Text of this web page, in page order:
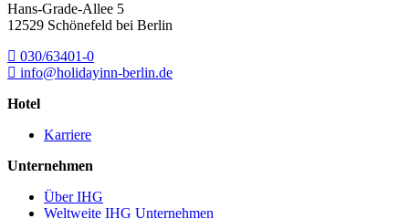
Hans-Grade-Allee 5
12529 Schönefeld bei Berlin
030/63401-0
info@holidayinn-berlin.de
Hotel
Karriere
Unternehmen
Über IHG
Weltweite IHG Unternehmen